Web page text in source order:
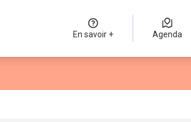
En savoir + Agenda